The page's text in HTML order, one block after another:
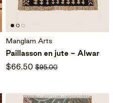
Manglam Arts
Paillasson en jute - Alwar
$66.50 $95.00